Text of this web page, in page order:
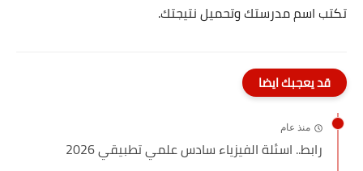
تكتب اسم مدرستك وتحميل نتيجتك.
قد يعجبك ايضا
منذ عام
رابط.. اسئلة الفيزياء سادس علمي تطبيقي 2026